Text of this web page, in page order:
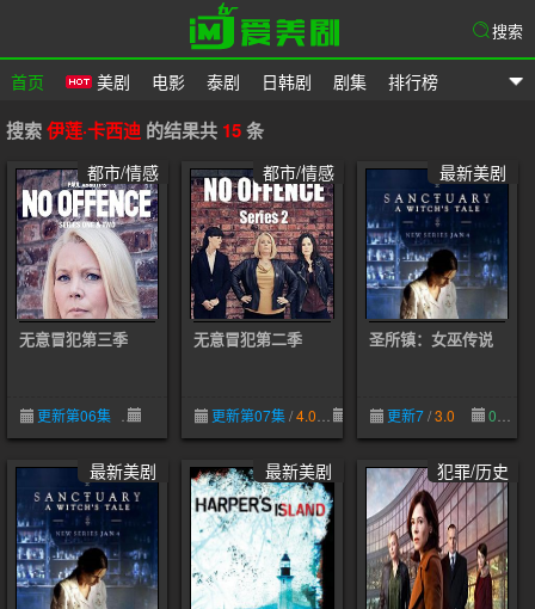
爱美剧
首页 美剧 电影 泰剧 日韩剧 剧集 排行榜
搜索
搜索伊莲·卡西迪 的结果共 15条
都市/情感
无意冒犯第三季
更新第06集
都市/情感
无意冒犯第二季
更新第07集/4.0 10-02
最新美剧
圣所镇：女巫传说
更新7/3.0 02-23
最新美剧 最新美剧 犯罪/历史